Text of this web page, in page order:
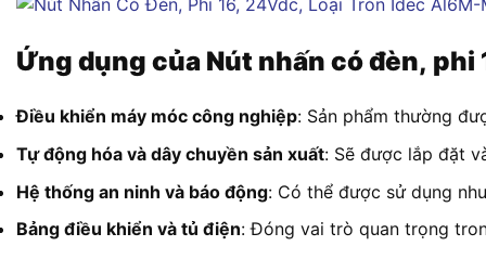
Ứng dụng của Nút nhấn có đèn, phi
Điều khiển máy móc công nghiệp: Sản phẩm thường
Tự động hóa và dây chuyền sản xuất: Sẽ được lắp đặt
Hệ thống an ninh và báo động: Có thể được sử dụng
Bảng điều khiển và tủ điện: Đóng vai trò quan trọng